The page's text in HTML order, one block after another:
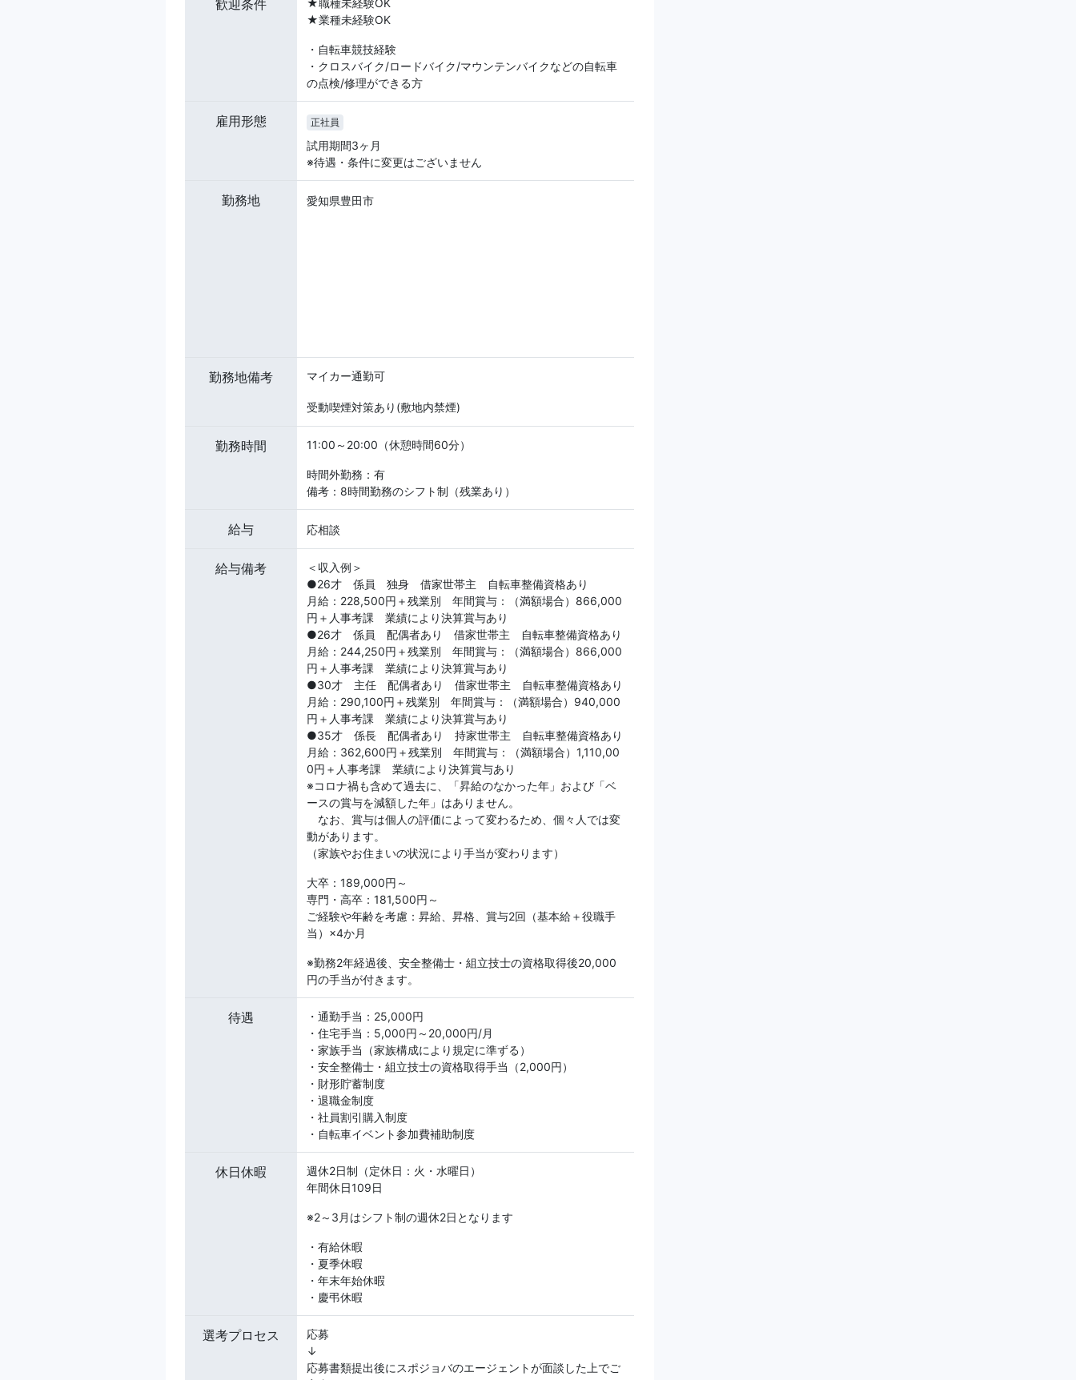
歓迎条件
★職種未経験OK
★業種未経験OK
・自転車競技経験
・クロスバイク/ロードバイク/マウンテンバイクなどの自転車
の点検/修理ができる方
雇用形態 正社員
試用期間3ヶ月
※待遇・条件に変更はございません
勤務地 愛知県豊田市
勤務地備考 マイカー通勤可
受動喫煙対策あり(敷地内禁煙)
勤務時間 11:00～20:00（休憩時間60分）
時間外勤務：有
備考：8時間勤務のシフト制（残業あり）
給与 応相談
給与備考
＜収入例＞
●26才 係員 独身 借家世帯主 自転車整備資格あり
月給：228,500円＋残業別 年間賞与：（満額場合）866,000
円＋人事考課 業績により決算賞与あり
●26才 係員 配偶者あり 借家世帯主 自転車整備資格あり
月給：244,250円＋残業別 年間賞与：（満額場合）866,000
円＋人事考課 業績により決算賞与あり
●30才 主任 配偶者あり 借家世帯主 自転車整備資格あり
月給：290,100円＋残業別 年間賞与：（満額場合）940,000
円＋人事考課 業績により決算賞与あり
●35才 係長 配偶者あり 持家世帯主 自転車整備資格あり
月給：362,600円＋残業別 年間賞与：（満額場合）1,110,00
0円＋人事考課 業績により決算賞与あり
※コロナ禍も含めて過去に、「昇給のなかった年」および「ベ
ースの賞与を減額した年」はありません。
なお、賞与は個人の評価によって変わるため、個々人では変
動があります。
（家族やお住まいの状況により手当が変わります）
大卒：189,000円～
専門・高卒：181,500円～
ご経験や年齢を考慮：昇給、昇格、賞与2回（基本給＋役職手
当）×4か月
※勤務2年経過後、安全整備士・組立技士の資格取得後20,000
円の手当が付きます。
待遇
・通勤手当：25,000円
・住宅手当：5,000円～20,000円/月
・家族手当（家族構成により規定に準ずる）
・安全整備士・組立技士の資格取得手当（2,000円）
・財形貯蓄制度
・退職金制度
・社員割引購入制度
・自転車イベント参加費補助制度
休日休暇
週休2日制（定休日：火・水曜日）
年間休日109日
※2～3月はシフト制の週休2日となります
・有給休暇
・夏季休暇
・年末年始休暇
・慶弔休暇
選考プロセス
応募
↓
応募書類提出後にスポジョバのエージェントが面談した上でご